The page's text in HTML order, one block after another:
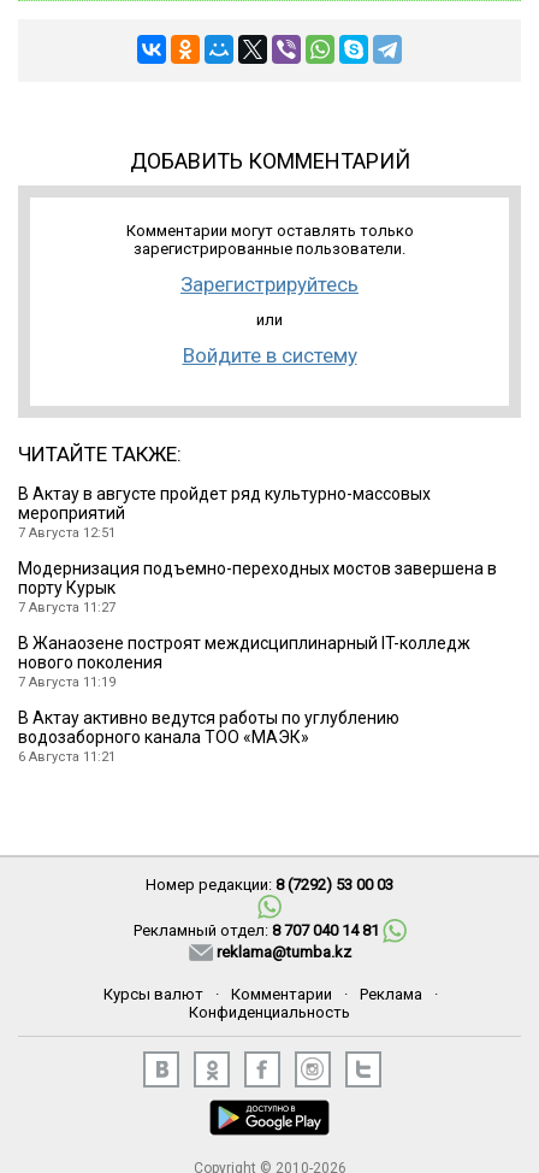
ДОБАВИТЬ КОММЕНТАРИЙ
Комментарии могут оставлять только
зарегистрированные пользователи.
Зарегистрируйтесь
или
Войдите в систему
ЧИТАЙТЕ ТАКЖЕ:
В Актау в августе пройдет ряд культурно-массовых
мероприятий
7 Августа 12:51
Модернизация подъемно-переходных мостов завершена в
порту Курык
7 Августа 11:27
В Жанаозене построят междисциплинарный IT-колледж
нового поколения
7 Августа 11:19
В Актау активно ведутся работы по углублению
водозаборного канала ТОО «МАЭК»
6 Августа 11:21
Номер редакции: 8 (7292) 53 00 03
Рекламный отдел: 8 707 040 14 81
reklama@tumba.kz
Курсы валют · Комментарии · Реклама
·
Конфиденциальность
Copyright © 2010-2026